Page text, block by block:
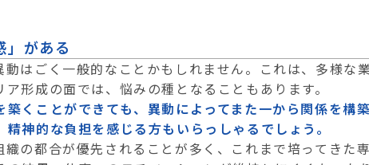
」がある
はごく一般的なことかもしれません。これは、多様な
形成の面では、悩みの種となることもあります。
くことができても、異動によってまた一から関係を構
神的な負担を感じる方もいらっしゃるでしょう。
の都合が優先されることが多く、これまで培ってきた